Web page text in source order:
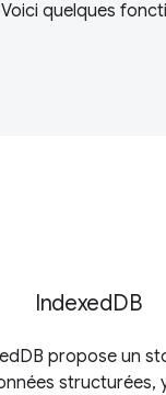
quelques
IndexedDB
propose un
structurées,